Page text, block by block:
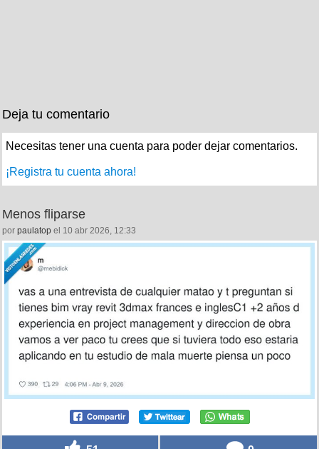
Deja tu comentario
Necesitas tener una cuenta para poder dejar comentarios.
¡Registra tu cuenta ahora!
Menos fliparse
por paulatop el 10 abr 2026, 12:33